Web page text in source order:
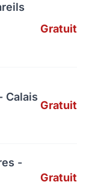
Gratuit
Calais
Gratuit
-
Gratuit